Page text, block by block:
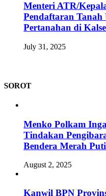
Menteri ATR/
Pendaftaran
Pertanahan di
July 31, 2025
SOROT
Menko Polkam
Tindakan
Bendera Merah
August 2, 2025
Kanwil BPN